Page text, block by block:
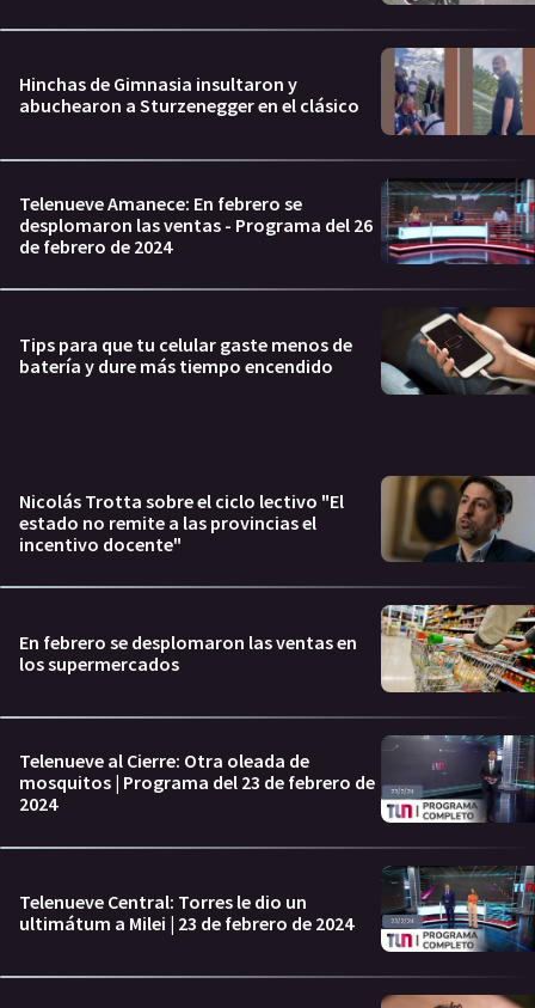
Hinchas de Gimnasia insultaron y
abuchearon a Sturzenegger en el clásico
Telenueve Amanece: En febrero se
desplomaron las ventas - Programa del 26
de febrero de 2024
Tips para que tu celular gaste menos de
batería y dure más tiempo encendido
Nicolás Trotta sobre el ciclo lectivo "El
estado no remite a las provincias el
incentivo docente"
En febrero se desplomaron las ventas en
los supermercados
Telenueve al Cierre: Otra oleada de
mosquitos | Programa del 23 de febrero de
2024
Telenueve Central: Torres le dio un
ultimátum a Milei | 23 de febrero de 2024